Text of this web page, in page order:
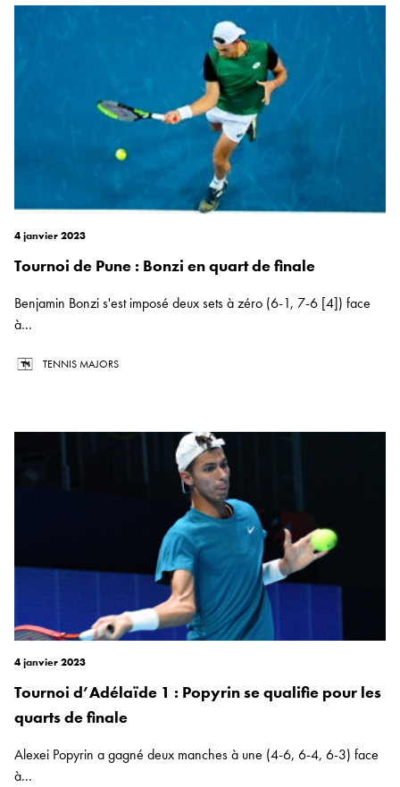
4 janvier 2023
Tournoi de Pune : Bonzi en quart de finale
Benjamin Bonzi s'est imposé deux sets à zéro (6-1, 7-6 [4]) face
à...
TENNIS MAJORS
4 janvier 2023
Tournoi d’Adélaïde 1 : Popyrin se qualifie pour les
quarts de finale
Alexei Popyrin a gagné deux manches à une (4-6, 6-4, 6-3) face
à...